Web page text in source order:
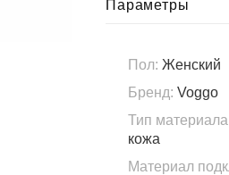
Параметры
Пол: Женский
Бренд: Voggo
Тип
кожа
Материал